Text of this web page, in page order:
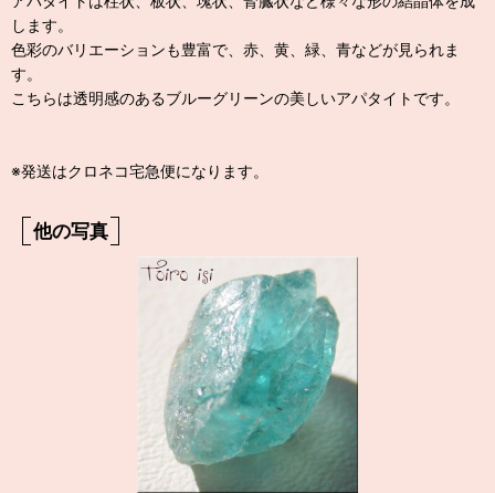
します。
色彩のバリエーションも豊富で、赤、黄、緑、青などが見られま
す。
こちらは透明感のあるブルーグリーンの美しいアパタイトです。
※発送はクロネコ宅急便になります。
他の写真